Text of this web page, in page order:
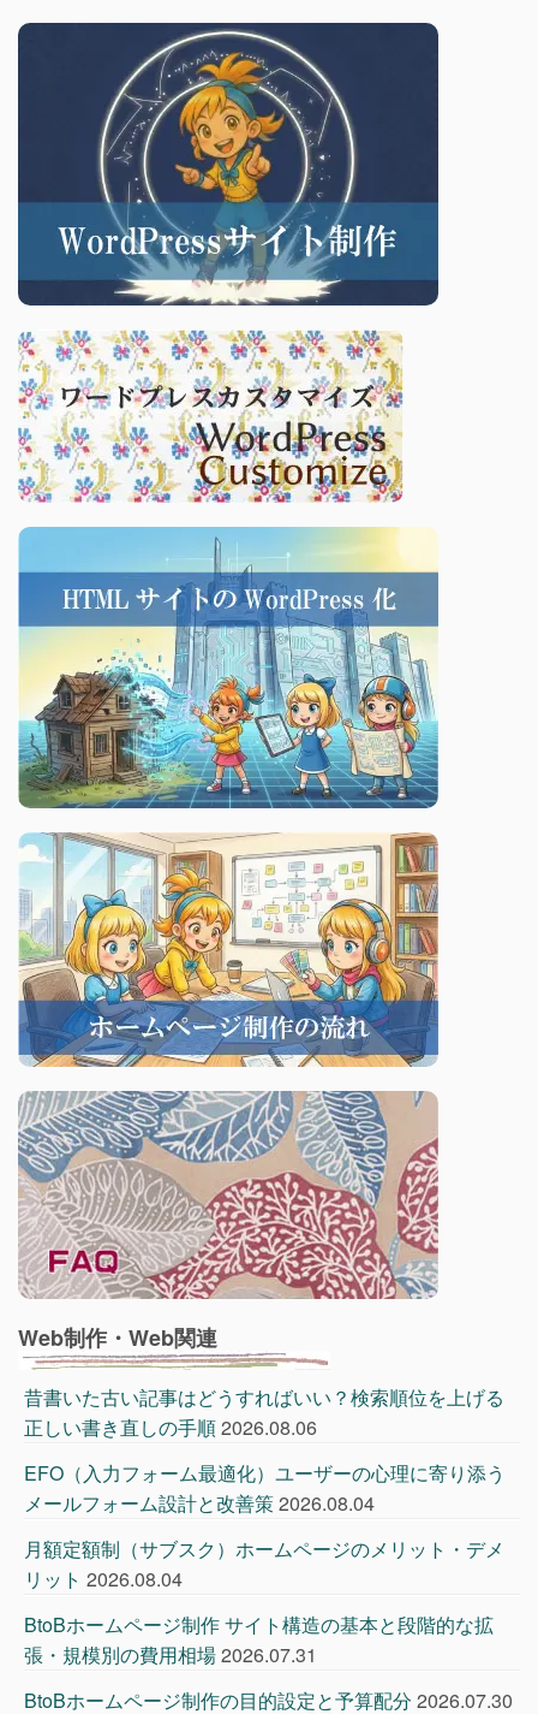
Web制作・Web関連
昔書いた古い記事はどうすればいい？検索順位を上げる
正しい書き直しの手順2026.08.06
EFO（入力フォーム最適化）ユーザーの心理に寄り添う
メールフォーム設計と改善策2026.08.04
月額定額制（サブスク）ホームページのメリット・デメ
リット 2026.08.04
BtoBホームページ制作 サイト構造の基本と段階的な拡
張・規模別の費用相場2026.07.31
BtoBホームページ制作の目的設定と予算配分 2026.07.30